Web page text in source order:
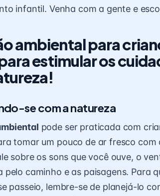
infantil. Venha com a gente e
ambiental para
estimular os
se com a natureza
pode ser praticada com
tomar um pouco de ar fresco com
sobre os sons que você ouve, o
pelo caminho e as paisagens. Para
passeio, lembre-se de planejá-lo